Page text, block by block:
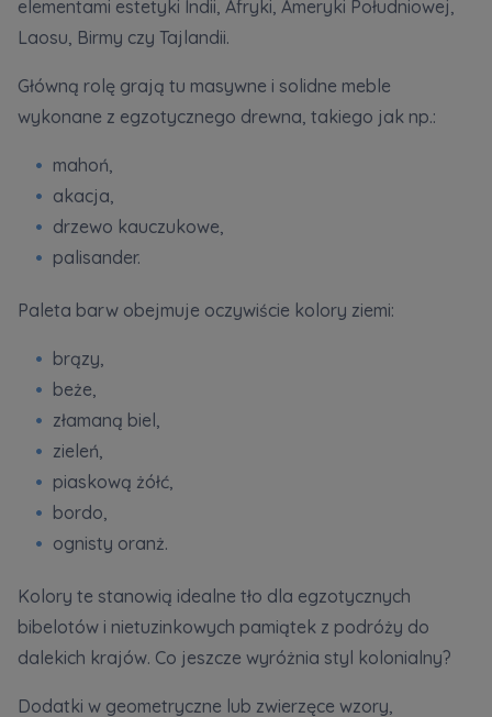
elementami estetyki Indii, Afryki, Ameryki Południowej,
Laosu, Birmy czy Tajlandii.
Główną rolę grają tu masywne i solidne meble
wykonane z egzotycznego drewna, takiego jak np.:
mahoń,
akacja,
drzewo kauczukowe,
palisander.
Paleta barw obejmuje oczywiście kolory ziemi:
brązy,
beże,
złamaną biel,
zieleń,
piaskową żółć,
bordo,
ognisty oranż.
Kolory te stanowią idealne tło dla egzotycznych
bibelotów i nietuzinkowych pamiątek z podróży do
dalekich krajów. Co jeszcze wyróżnia styl kolonialny?
Dodatki w geometryczne lub zwierzęce wzory,